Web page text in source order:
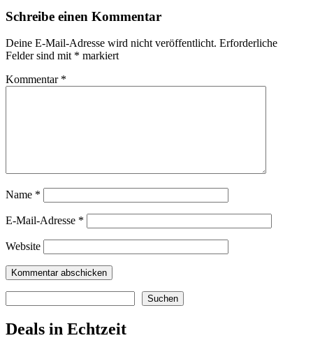
Schreibe einen Kommentar
Deine E-Mail-Adresse wird nicht veröffentlicht. Erforderliche
Felder sind mit * markiert
Kommentar *
Name *
E-Mail-Adresse *
Website
Suchen
Deals in Echtzeit